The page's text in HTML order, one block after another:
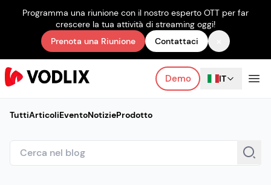
Programma una riunione con il nostro esperto OTT per far
crescere la tua attività di streaming oggi!
Prenota una Riunione
Contattaci
Demo IT
TuttiArticoliEventoNotizieProdotto